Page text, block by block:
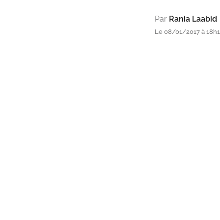
Par Rania Laabid
Le 08/01/2017 à